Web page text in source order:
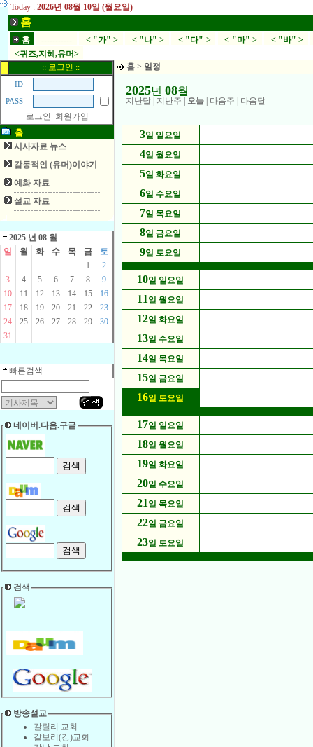
Today : 2026년 08월 10일 (월요일)
홈
홈 ----------- < "가" > < "나" > < "다" > < "마" > < "바" >
<귀즈,지혜,유머>
:: 로그인 ::
ID
PASS
로그인
회원가입
홈
시사자료 뉴스
감동적인 (유머)이야기
예화 자료
설교 자료
2025 년 08 월
일
월 화 수 목 금
토
1
2
3
4 5 6 7 8
9
10
11 12 13 14 15
16
17
18 19 20 21 22
23
24
25 26 27 28 29
30
31
빠른검색
네이버.다음.구글
검색
방송설교
갈릴리 교회
갈보리(강)교회
홈 > 일정
2025년 08월
지난달 지난주 오늘 다음주 다음달
3일 일요일
4일 월요일
5일 화요일
6일 수요일
7일 목요일
8일 금요일
9일 토요일
10일 일요일
11 일 월요일
12일 화요일
13일 수요일
14일 목요일
15일 금요일
16일 토요일
17일 일요일
18일 월요일
19일 화요일
20일 수요일
21 일 목요일
22일 금요일
23일 토요일